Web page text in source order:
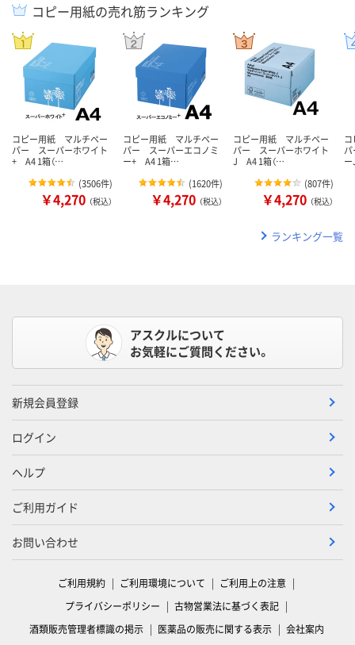
コピー用紙の売れ筋ランキング
コピー用紙 マルチペー
パー スーパーホワイト
+ A4 1箱（…
(3506件)
￥4,270 （税込）
コピー用紙 マルチペー
パー スーパーエコノミ
ー+ A4 1箱…
(1620件)
￥4,270 （税込）
コピー用紙 マルチペー
パー スーパーホワイト
J A4 1箱（…
(807件)
￥4,270 （税込）
ランキング一覧
アスクルについて
お気軽にご質問ください。
新規会員登録
ログイン
ヘルプ
ご利用ガイド
お問い合わせ
ご利用規約 ご利用環境について
ご利用上の注意
プライバシーポリシー
古物営業法に基づく表記
酒類販売管理者標識の掲示
医薬品の販売に関する表示 会社案内